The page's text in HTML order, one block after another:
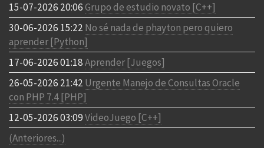
15-07-2026 20:06Grupo de estudio novato [C++]
30-06-2026 15:22 No sé nada de phayton pero quiero
aprender [Python]
17-06-2026 01:18Aprender [Juegos]
26-05-2026 21:42 Urgente Manejo de Consultas Oracle
con PHP 7.4 [PHP]
12-05-2026 03:09VideoJuego [C++]
(Anteriores...)